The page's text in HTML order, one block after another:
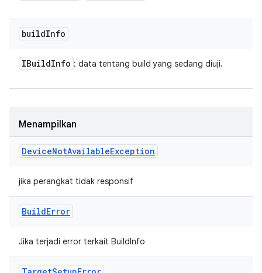
buildInfo
IBuildInfo : data tentang build yang sedang diuji.
Menampilkan
DeviceNotAvailableException
jika perangkat tidak responsif
BuildError
Jika terjadi error terkait BuildInfo